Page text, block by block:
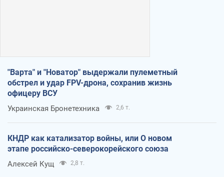
"Варта" и "Новатор" выдержали пулеметный
обстрел и удар FPV-дрона, сохранив жизнь
офицеру ВСУ
Украинская Бронетехника 2,6 т.
КНДР как катализатор войны, или О новом
этапе российско-северокорейского союза
Алексей Кущ 2,8 т.